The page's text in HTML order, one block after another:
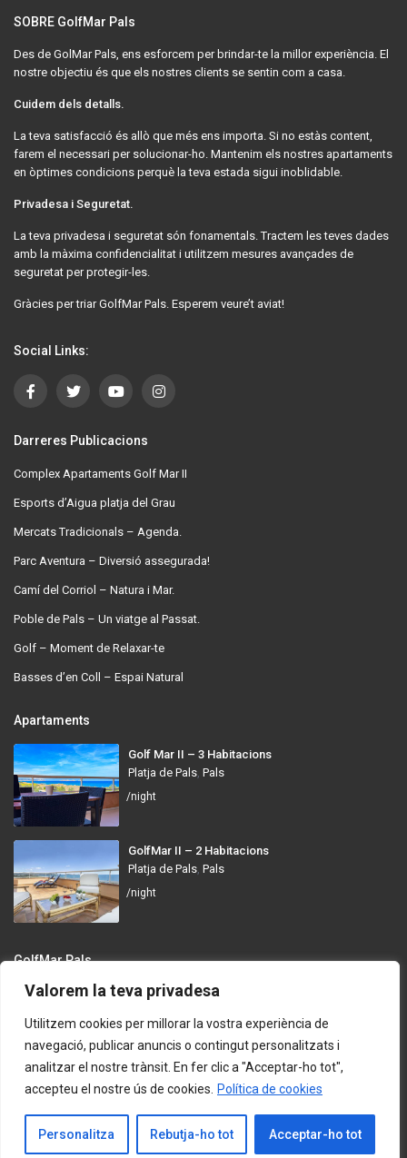
Valorem la teva privadesa
Utilitzem cookies per millorar la vostra experiència de
navegació, publicar anuncis o contingut personalitzats i
analitzar el nostre trànsit. En fer clic a "Acceptar-ho tot",
accepteu el nostre ús de cookies.
Política de cookies
Personalitza Rebutja-ho tot Acceptar-ho tot
SOBRE GolfMar Pals
Des de GolMar Pals, ens esforcem per brindar-te la millor experiència. El
nostre objectiu és que els nostres clients se sentin com a casa.
Cuidem dels detalls.
La teva satisfacció és allò que més ens importa. Si no estàs content,
farem el necessari per solucionar-ho. Mantenim els nostres apartaments
en òptimes condicions perquè la teva estada sigui inoblidable.
Privadesa i Seguretat.
La teva privadesa i seguretat són fonamentals. Tractem les teves dades
amb la màxima confidencialitat i utilitzem mesures avançades de
seguretat per protegir-les.
Gràcies per triar GolfMar Pals. Esperem veure’t aviat!
Social Links:
Darreres Publicacions
Complex Apartaments Golf Mar II
Esports d’Aigua platja del Grau
Mercats Tradicionals – Agenda.
Parc Aventura – Diversió assegurada!
Camí del Corriol – Natura i Mar.
Poble de Pals – Un viatge al Passat.
Golf – Moment de Relaxar-te
Basses d’en Coll – Espai Natural
Apartaments
Golf Mar II – 3 Habitacions
Platja de Pals, Pals
/night
GolfMar II – 2 Habitacions
Platja de Pals, Pals
/night
GolfMar Pals
Avinguda dels Arenals de Mar, 372, 17256 Pals, Girona
info@golfmarpals.com
https://golfmarpals.com/
Política de Privadesa i Condicions d’Ús
Contacta amb Nosaltres